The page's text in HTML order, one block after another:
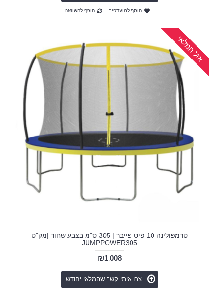
הוסף למועדפים הוסף להשוואה
אזל המלאי
טרמפולינה 10 פיט פייבר | 305 ס"מ בצבע שחור |מק"ט
JUMPPOWER305
₪1,008
צרו איתי קשר שהמלאי יחודש